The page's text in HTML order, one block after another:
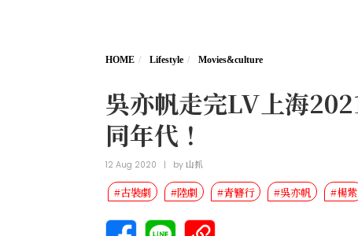
HOME Lifestyle Movies&culture
吳亦帆走完LV上海
同年代！
12 Aug 2020 | by山抓
#古裝劇 #陸劇 #青簪行 #吳亦帆 #楊紫